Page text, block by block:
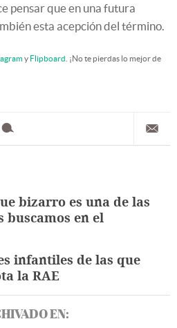
pensar que en una futura
esta acepción del término.
y Flipboard . ¡No te pierdas lo mejor de
bizarro es una de las
buscamos en el
infantiles de las que
la RAE
EN: